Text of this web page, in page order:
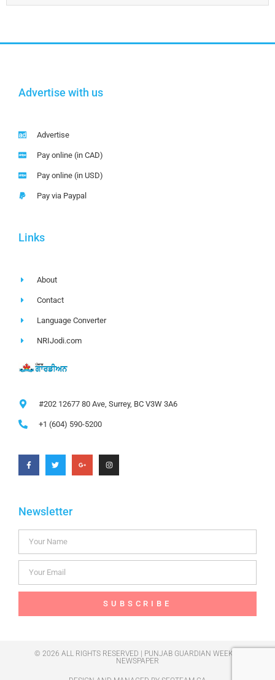
Advertise with us
Advertise
Pay online (in CAD)
Pay online (in USD)
Pay via Paypal
Links
About
Contact
Language Converter
NRIJodi.com
#202 12677 80 Ave, Surrey, BC V3W 3A6
+1 (604) 590-5200
Newsletter
SUBSCRIBE
© 2026 ALL RIGHTS RESERVED | PUNJAB GUARDIAN WEEKLY
NEWSPAPER